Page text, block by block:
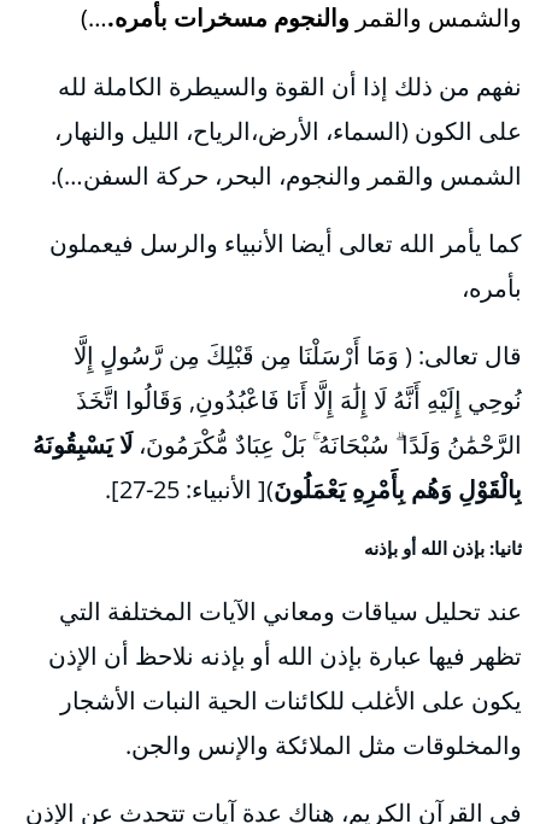
والشمس والقمر والنجوم مسخرات بأمره.…)
نفهم من ذلك إذا أن القوة والسيطرة الكاملة لله
على الكون (السماء، الأرض،الرياح، الليل والنهار،
الشمس والقمر والنجوم، البحر، حركة السفن…).
كما يأمر الله تعالى أيضا الأنبياء والرسل فيعملون
بأمره،
قال تعالى: ( وَمَا أَرْسَلْنَا مِن قَبْلِكَ مِن رَّسُولٍ إِلَّا
نُوحِي إِلَيْهِ أَنَّهُ لَا إِلَٰهَ إِلَّا أَنَا فَاعْبُدُونِ, وَقَالُوا اتَّخَذَ
الرَّحْمَٰنُ وَلَدًا ۗ سُبْحَانَهُ ۚ بَلْ عِبَادٌ مُّكْرَمُونَ،لَا يَسْبِقُونَهُ
بِالْقَوْلِ وَهُم بِأَمْرِهِ يَعْمَلُونَ)[ الأنبياء: 25-27].
ثانيا: بإذن الله أو بإذنه
عند تحليل سياقات ومعاني الآيات المختلفة التي
تظهر فيها عبارة بإذن الله أو بإذنه نلاحظ أن الإذن
يكون على الأغلب للكائنات الحية النبات الأشجار
والمخلوقات مثل الملائكة والإنس والجن.
في القرآن الكريم، هناك عدة آيات تتحدث عن الإذن